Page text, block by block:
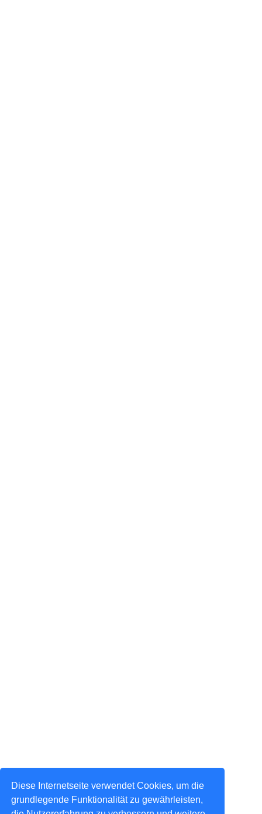
Diese Internetseite verwendet Cookies, um die
grundlegende Funktionalität zu gewährleisten,